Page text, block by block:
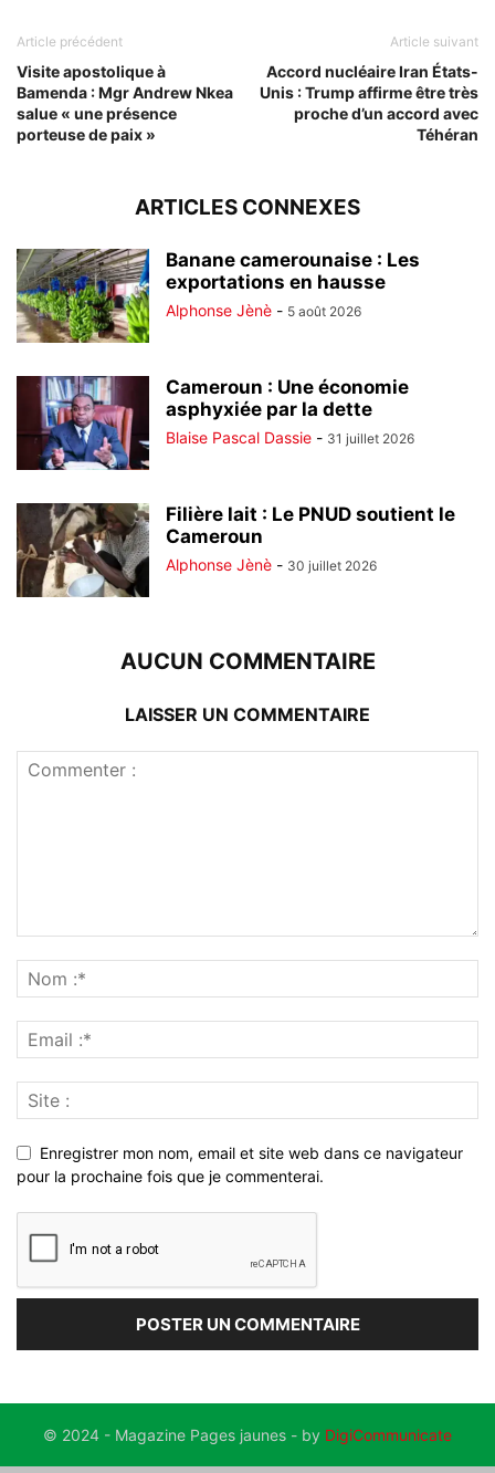
Article précédent
Visite apostolique à
Bamenda : Mgr Andrew Nkea
salue « une présence
porteuse de paix »
Article suivant
Accord nucléaire Iran États-
Unis : Trump affirme être très
proche d’un accord avec
Téhéran
ARTICLES CONNEXES
Banane camerounaise : Les
exportations en hausse
Alphonse Jènè - 5 août 2026
Cameroun : Une économie
asphyxiée par la dette
Blaise Pascal Dassie - 31 juillet 2026
Filière lait : Le PNUD soutient le
Cameroun
Alphonse Jènè - 30 juillet 2026
AUCUN COMMENTAIRE
LAISSER UN COMMENTAIRE
Enregistrer mon nom, email et site web dans ce navigateur
pour la prochaine fois que je commenterai.
© 2024 - Magazine Pages jaunes - by DigiCommunicate